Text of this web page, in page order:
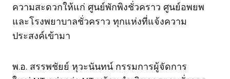
ความสะดวกให้แก่ ศูนย์พักพิงชั่วคราว ศูนย์อพยพ
และโรงพยาบาลชั่วคราว ทุกแห่งที่แจ้งความ
ประสงค์เข้ามา
พ.อ. สรรพชัยย์ หุวะนันทน์ กรรมการผู้จัดการ